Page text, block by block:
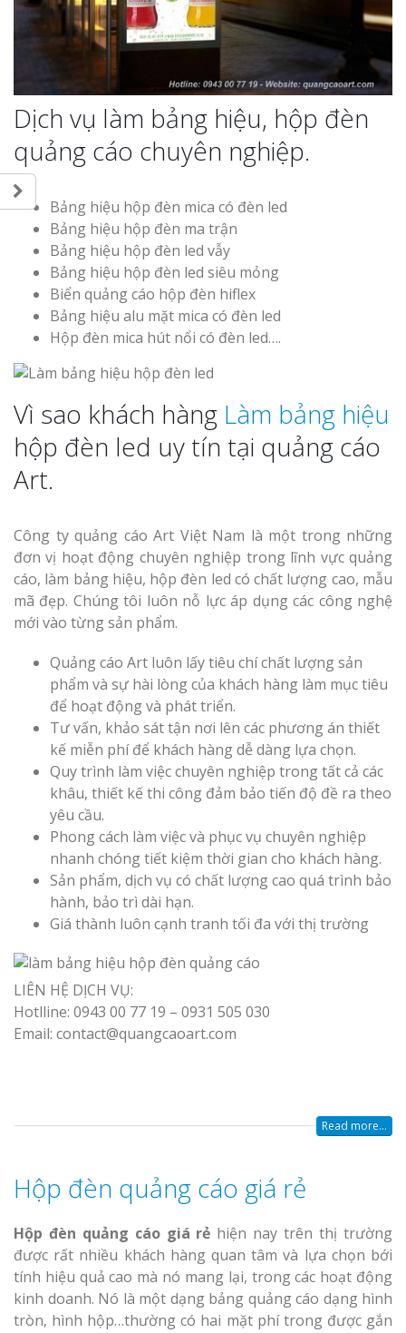
Dịch vụ làm bảng hiệu, hộp đèn
quảng cáo chuyên nghiệp.
Bảng hiệu hộp đèn mica có đèn led
Bảng hiệu hộp đèn ma trận
Bảng hiệu hộp đèn led vẫy
Bảng hiệu hộp đèn led siêu mỏng
Biển quảng cáo hộp đèn hiflex
Bảng hiệu alu mặt mica có đèn led
Hộp đèn mica hút nổi có đèn led….
Vì sao khách hàng Làm bảng hiệu
hộp đèn led uy tín tại quảng cáo
Art.
Công ty quảng cáo Art Việt Nam là một trong những
đơn vị hoạt động chuyên nghiệp trong lĩnh vực quảng
cáo, làm bảng hiệu, hộp đèn led có chất lượng cao, mẫu
mã đẹp. Chúng tôi luôn nỗ lực áp dụng các công nghệ
mới vào từng sản phẩm.
Quảng cáo Art luôn lấy tiêu chí chất lượng sản
phẩm và sự hài lòng của khách hàng làm mục tiêu
để hoạt động và phát triển.
Tư vấn, khảo sát tận nơi lên các phương án thiết
kế miễn phí để khách hàng dễ dàng lựa chọn.
Quy trình làm việc chuyên nghiệp trong tất cả các
khâu, thiết kế thi công đảm bảo tiến độ đề ra theo
yêu cầu.
Phong cách làm việc và phục vụ chuyên nghiệp
nhanh chóng tiết kiệm thời gian cho khách hàng.
Sản phẩm, dịch vụ có chất lượng cao quá trình bảo
hành, bảo trì dài hạn.
Giá thành luôn cạnh tranh tối đa với thị trường
LIÊN HỆ DỊCH VỤ:
Hotlline: 0943 00 77 19 – 0931 505 030
Email: contact@quangcaoart.com
Read more...
Hộp đèn quảng cáo giá rẻ
Hộp đèn quảng cáo giá rẻ hiện nay trên thị trường
được rất nhiều khách hàng quan tâm và lựa chọn bới
tính hiệu quả cao mà nó mang lại, trong các hoạt động
kinh doanh. Nó là một dạng bảng quảng cáo dạng hình
tròn, hình hộp…thường có hai mặt phí trong được gắn